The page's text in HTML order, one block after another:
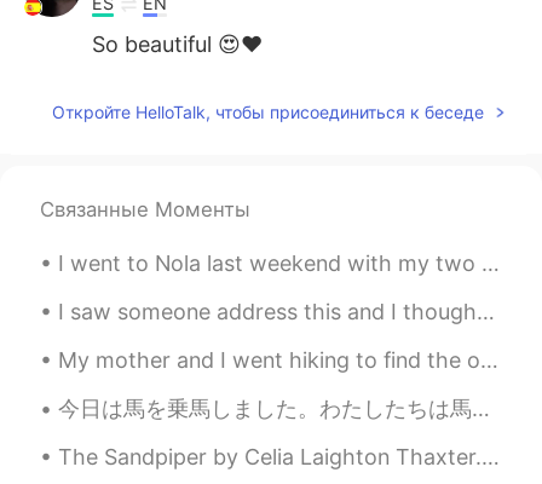
So beautiful 😍❤
ES EN
Откройте HelloTalk, чтобы присоединиться к беседе
Связанные Моменты
I went to Nola last weekend with my two friends 😊 💙 as an early birthday celebration 🎉 💙 😍 New O...
I saw someone address this and I thought I should address it as well because I’ve seen it. There...
My mother and I went hiking to find the old Kuechler's Roost on Mount Penn. "Kuechler's Roost" ...
今日は馬を乗馬しました。わたしたちは馬場馬術を訓練して、なつの間に競争します。馬のなまえは サムさんです。 Today I rode my horse. We train in dressag...
The Sandpiper by Celia Laighton Thaxter. Part 1 of 2. ACROSS the narrow beach we flit, One l...